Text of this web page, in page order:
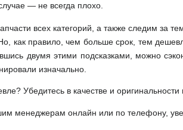
— не всегда плохо.
всех категорий, а также следим за
как правило, чем больше срок, тем
двумя этими подсказками, можно
изначально.
Убедитесь в качестве и
менеджерам онлайн или по телефону,